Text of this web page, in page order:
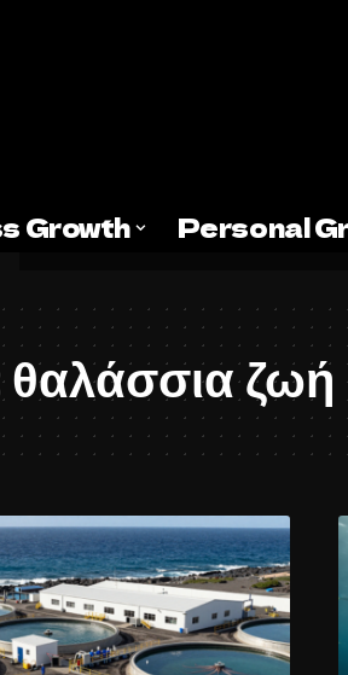
Growth Personal
θαλάσσια ζωή